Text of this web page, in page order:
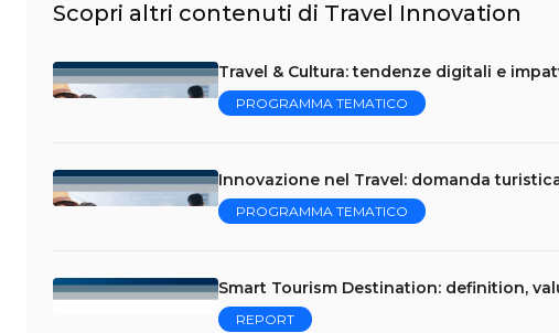
Scopri altri contenuti di Travel Innovation
Travel & Cultura: tendenze digitali e
PROGRAMMA TEMATICO
Innovazione nel Travel: domanda
PROGRAMMA TEMATICO
Smart Tourism Destination: definition,
REPORT